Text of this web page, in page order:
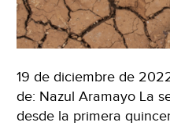
19 de diciembre de
de: Nazul Aramayo La
desde la primera